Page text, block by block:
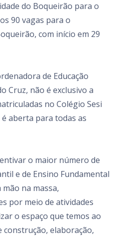
do Boqueirão para o
90 vagas para o
com início em 29
de Educação
Cruz, não é exclusivo a
no Colégio Sesi
aberta para todas as
o maior número de
e de Ensino Fundamental
na massa,
por meio de atividades
o espaço que temos ao
construção, elaboração,